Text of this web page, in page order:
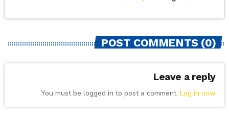
POST COMMENTS (0)
Leave a reply
You must be logged in to post a comment. Log in now